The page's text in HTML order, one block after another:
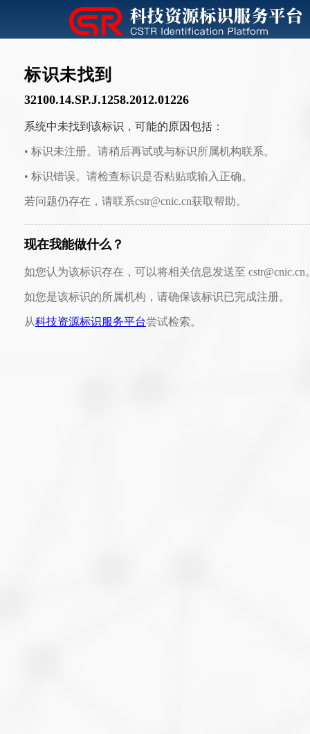
标识未找到
32100.14.SP.J.1258.2012.01226
系统中未找到该标识，可能的原因包括：
• 标识未注册。请稍后再试或与标识所属机构联系。
• 标识错误。请检查标识是否粘贴或输入正确。
若问题仍存在，请联系cstr@cnic.cn获取帮助。
现在我能做什么？
如您认为该标识存在，可以将相关信息发送至 cstr@cnic.cn
如您是该标识的所属机构，请确保该标识已完成注册。
从科技资源标识服务平台尝试检索。